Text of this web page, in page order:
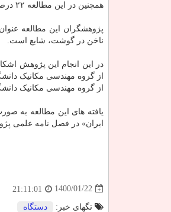
همچنین در این مطالعه ۲۲ درصد از خانم ها و چهار درصد از آقایان در هر دوپا دارای شکل پای نامتعارف بودند.
پژوهشگران این مطالعه
ناخن در گوشت، شایع است.
در این انجام این پژوهش
از گروه مهندسی مکانیک
از گروه مهندسی مکانیک
ایران» در فصل نامه علمی
1400/01/22
21:11:01
تگهای خبر: دستگاه